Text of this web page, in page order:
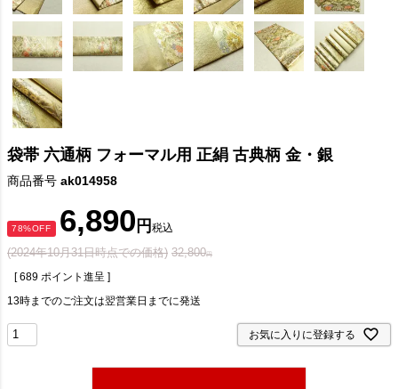
袋帯 六通柄 フォーマル用 正絹 古典柄 金・銀
商品番号 ak014958
(2024年10月31日時点での価格) 32,800
78%OFF 6,890 税込
[ 689 ポイント進呈 ]
13時までのご注文は翌営業日までに発送
お気に入りに登録する